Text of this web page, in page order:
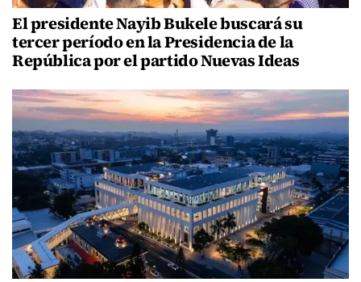
El presidente Nayib Bukele buscará su
tercer período en la Presidencia de la
República por el partido Nuevas Ideas